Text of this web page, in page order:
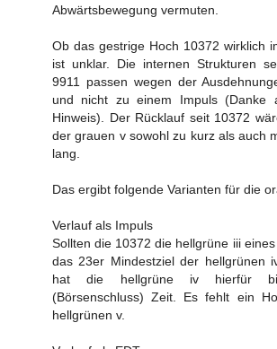
Abwärtsbewegung vermuten.
Ob das gestrige Hoch 10372 wirklich
ist unklar. Die internen Strukturen
9911 passen wegen der
und nicht zu einem Impuls (Danke
Hinweis). Der Rücklauf seit 10372
der grauen v sowohl zu kurz als auch
lang.
Das ergibt folgende Varianten für die
Verlauf als Impuls
Sollten die 10372 die hellgrüne iii
das 23er Mindestziel der hellgrünen
hat die hellgrüne iv hierfür
(Börsenschluss) Zeit. Es fehlt ein
hellgrünen v.